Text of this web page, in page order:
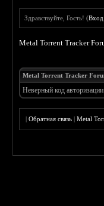
Здравствуйте, Гость! (Вход
Metal Torrent Tracker
Metal Torrent Tracker
Неверный код
|Обратная связь |Metal